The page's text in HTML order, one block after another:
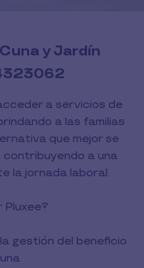
y Jardín
a servicios de
a las familias
que mejor se
a una
la jornada laboral.
Pluxee?
gestión del beneficio